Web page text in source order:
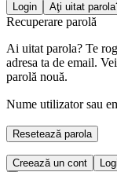
Login Aţi uitat
Recuperare parolă
Ai uitat parola? Te
adresa ta de email.
parolă nouă.
Nume utilizator sau
Resetează parola
Creează un cont